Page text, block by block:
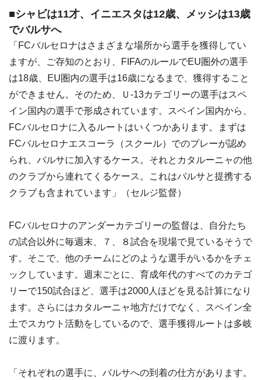
■シャビは11才、イニエスタは12歳、メッシは13歳
でバルサへ
「FCバルセロナはさまざまな場所から選手を獲得してい
ますが、ご存知のとおり、FIFAのルールでEU圏外の選手
は18歳、EU圏内の選手は16歳になるまで、獲得すること
ができません。そのため、Ｕ-13カテゴリーの選手はスペ
イン国内の選手で形成されています。スペイン国内から、
FCバルセロナに入るルートはいくつかあります。まずは
FCバルセロナエスコーラ（スクール）でのプレーが認め
られ、バルサに加入するケース。それとカタルーニャの他
のクラブから連れてくるケース。これはバルサと提携する
クラブも含まれています」（セルジ監督）
FCバルセロナのアンダーカテゴリーの監督は、自分たち
の試合以外に毎週末、７、８試合を現場で見ているそうで
す。そこで、他のチームにどのような選手がいるかをチェ
ックしています。週末ごとに、育成年代のすべてのカテゴ
リーで150試合ほど、選手は2000人ほどを見る計算になり
ます。さらにはカタルーニャ地方だけでなく、スペイン全
土でスカウト活動をしているので、選手獲得ルートは多岐
に渡ります。
「それぞれの選手に、バルサへの到着の仕方があります。